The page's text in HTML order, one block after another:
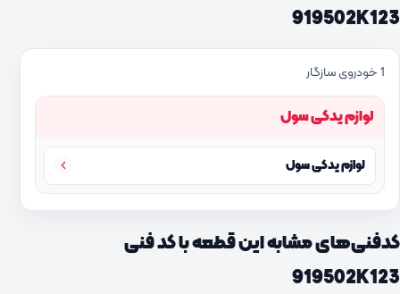
919502K123
1 خودروی سازگار
لوازم یدکی سول
لوازم یدکی سول
کدفنی‌های مشابه این قطعه با کد فنی
919502K123